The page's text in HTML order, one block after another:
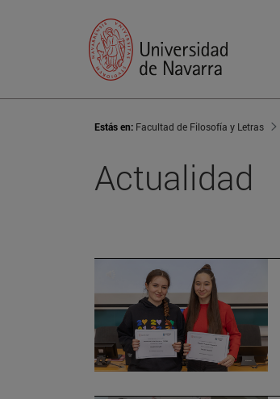
Estás en: Facultad de Filosofía y Letras
Actualidad